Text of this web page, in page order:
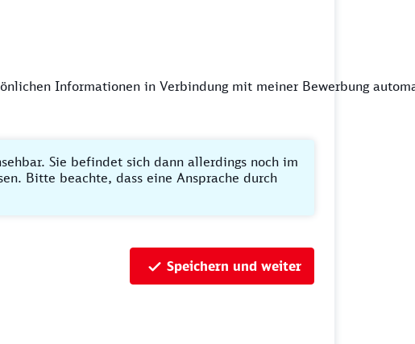
Informationen in Verbindung mit meiner Bewerbung
Sie befindet sich dann allerdings noch im
Bitte beachte, dass eine Ansprache durch
Speichern und weiter